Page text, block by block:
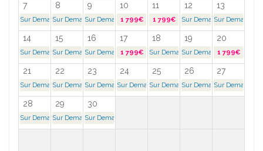
7 8 9 10 11 12 13
Sur Demande >Sur Demande >Sur Demande >1 799€ 1 799€ Sur Demande >Sur Demande >
14 15 16 17 18 19 20
Sur Demande >Sur Demande >Sur Demande >1 799€ Sur Demande >Sur Demande >1 799€
21 22 23 24 25 26 27
Sur Demande >Sur Demande >Sur Demande >Sur Demande >Sur Demande >Sur Demande >Sur Demande >
28 29 30
Sur Demande >Sur Demande >Sur Demande >